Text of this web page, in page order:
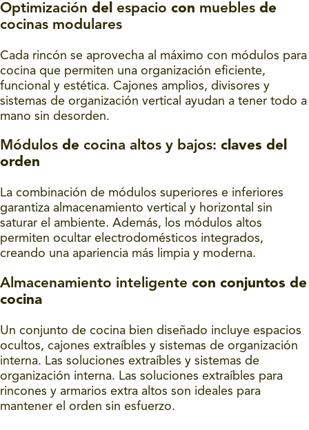
Optimización del espacio con muebles de
cocinas modulares
Cada rincón se aprovecha al máximo con módulos para
cocina que permiten una organización eficiente,
funcional y estética. Cajones amplios, divisores y
sistemas de organización vertical ayudan a tener todo a
mano sin desorden.
Módulos de cocina altos y bajos: claves del
orden
La combinación de módulos superiores e inferiores
garantiza almacenamiento vertical y horizontal sin
saturar el ambiente. Además, los módulos altos
permiten ocultar electrodomésticos integrados,
creando una apariencia más limpia y moderna.
Almacenamiento inteligente con conjuntos de
cocina
Un conjunto de cocina bien diseñado incluye espacios
ocultos, cajones extraíbles y sistemas de organización
interna. Las soluciones extraíbles y sistemas de
organización interna. Las soluciones extraíbles para
rincones y armarios extra altos son ideales para
mantener el orden sin esfuerzo.